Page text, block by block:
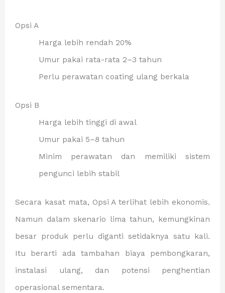
Opsi A
Harga lebih rendah 20%
Umur pakai rata-rata 2–3 tahun
Perlu perawatan coating ulang berkala
Opsi B
Harga lebih tinggi di awal
Umur pakai 5–8 tahun
Minim perawatan dan memiliki sistem
pengunci lebih stabil
Secara kasat mata, Opsi A terlihat lebih ekonomis.
Namun dalam skenario lima tahun, kemungkinan
besar produk perlu diganti setidaknya satu kali.
Itu berarti ada tambahan biaya pembongkaran,
instalasi ulang, dan potensi penghentian
operasional sementara.